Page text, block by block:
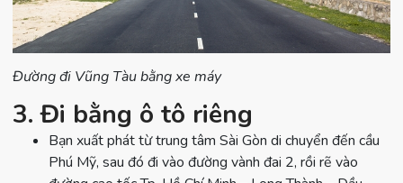
Đường đi Vũng Tàu bằng xe máy
3. Đi bằng ô tô riêng
Bạn xuất phát từ trung tâm Sài Gòn di chuyển đến cầu
Phú Mỹ, sau đó đi vào đường vành đai 2, rồi rẽ vào